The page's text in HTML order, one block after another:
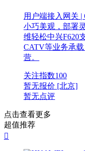
用户端接入网关
小巧美观，部署
维轻松中兴F620
CATV等业务承
营。
关注指数100
暂无报价 [北京]
暂无点评
点击查看更多
超值推荐
